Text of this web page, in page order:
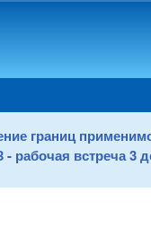
границ
рабочая встреча 3